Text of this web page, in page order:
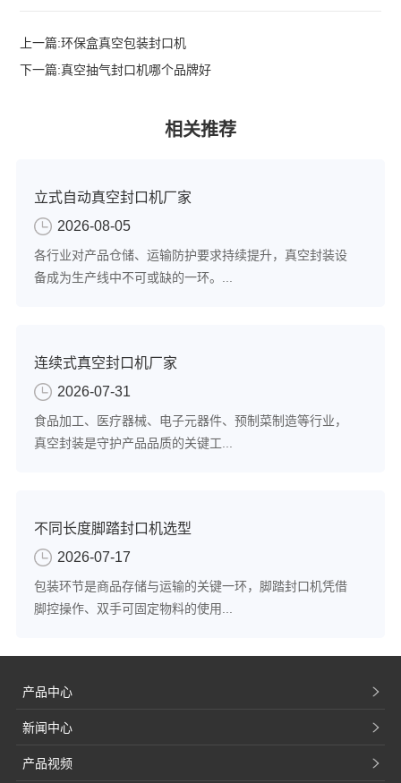
上一篇:环保盒真空包装封口机
下一篇:真空抽气封口机哪个品牌好
相关推荐
立式自动真空封口机厂家
2026-08-05
各行业对产品仓储、运输防护要求持续提升，真空封装设
备成为生产线中不可或缺的一环。...
连续式真空封口机厂家
2026-07-31
食品加工、医疗器械、电子元器件、预制菜制造等行业，
真空封装是守护产品品质的关键工...
不同长度脚踏封口机选型
2026-07-17
包装环节是商品存储与运输的关键一环，脚踏封口机凭借
脚控操作、双手可固定物料的使用...
产品中心
新闻中心
产品视频